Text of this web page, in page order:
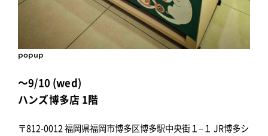
popup
～9/10 (wed)
ハンズ博多店 1階
〒812-0012 福岡県福岡市博多区博多駅中央街１−１ JR博多シ